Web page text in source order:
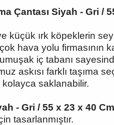
Çantası Siyah - Gri /
küçük ırk köpeklerin
hava yolu firmasının
iç tabanı
askısı farklı taşıma
kolayca saklanabilir.
- Gri / 55 x 23 x 40
tasarlanmıştır.